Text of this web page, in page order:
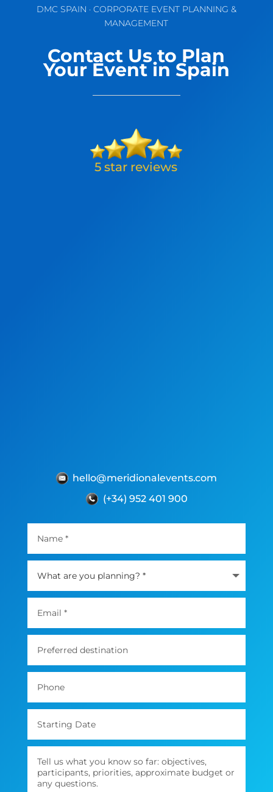
DMC SPAIN · CORPORATE EVENT PLANNING &
MANAGEMENT
Contact Us to Plan
Your Event in Spain